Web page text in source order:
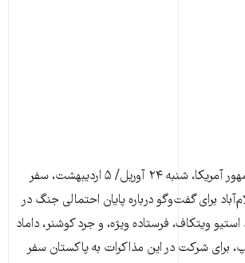
دونالد ترامپ، رئیس‌جمهور آمریکا، شنبه ۲۴ آوریل/ ۵ اردیبهشت، سفر
برای گفت‌وگو درباره پایان احتمالی جنگ در
استیو ویتکاف، فرستاده ویژه، و جرد کوشنر، داماد
برای شرکت در این مذاکرات به پاکستان سفر